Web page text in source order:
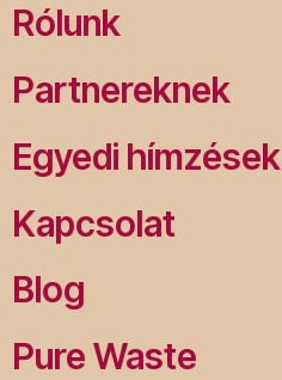
Rólunk
Partnereknek
Egyedi hímzések
Kapcsolat
Blog
Pure Waste